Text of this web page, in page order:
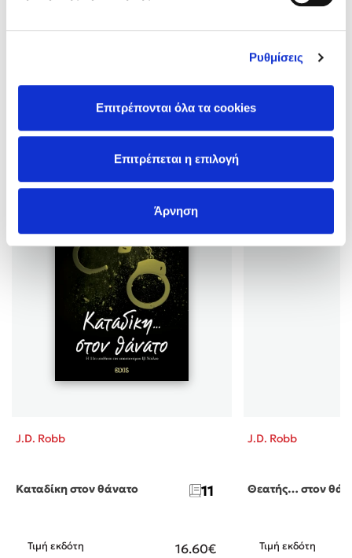
Ρυθμίσεις
Επιτρέπονται όλα τα cookies
Επιτρέπεται η επιλογή
Άρνηση
αντίστοιχη λίστα των New York Times. Στη φουτουριστική αυτή
Δες περισσότερα
Βιβλία της Συγγραφέως
J.D. Robb
Καταδίκη στον θάνατο 11
Τιμή εκδότη 16.60€
J.D. Robb
Θεατής… στον
Τιμή εκδότη